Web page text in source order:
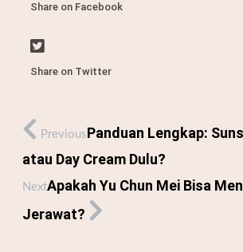
Share on Facebook
Share on Twitter
PreviousPanduan Lengkap:
atau Day Cream Dulu?
NextApakah Yu Chun Mei Bisa
Jerawat?